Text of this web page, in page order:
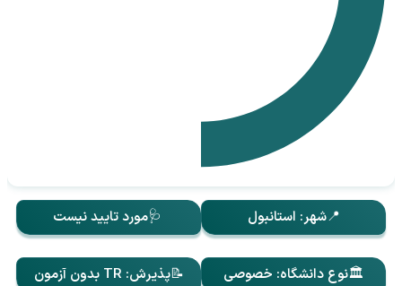
📍شهر: استانبول 🩺مورد تایید نیست
🏛️نوع دانشگاه: خصوصی 📝پذیرش: TR‌‌‌ بدون آزمون